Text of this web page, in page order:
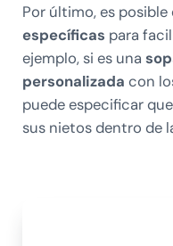
Por último, es posible
específicas para
ejemplo, si es una
personalizada con
puede especificar
sus nietos dentro de